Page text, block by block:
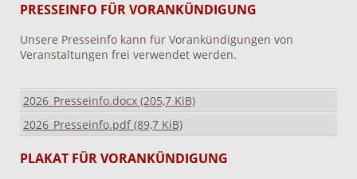
PRESSEINFO FÜR VORANKÜNDIGUNG
Unsere Presseinfo kann für Vorankündigungen von
Veranstaltungen frei verwendet werden.
2026_Presseinfo.docx (205,7 KiB)
2026_Presseinfo.pdf(89,7 KiB)
PLAKAT FÜR VORANKÜNDIGUNG